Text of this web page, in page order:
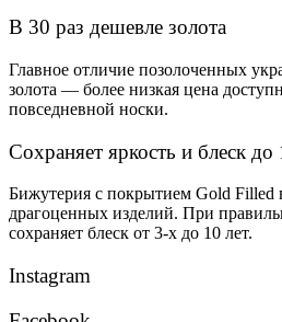
В 30 раз дешевле золота
Главное отличие позолоченных
золота — более низкая цена
повседневной носки.
Сохраняет яркость и блеск до
Бижутерия с покрытием Gold Filled
драгоценных изделий. При
сохраняет блеск от 3-х до 10 лет.
Instagram